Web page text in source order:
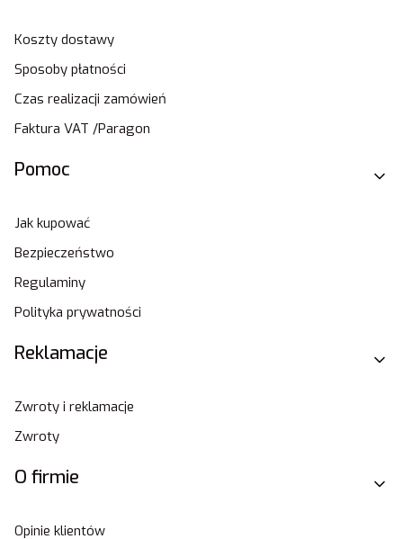
Koszty dostawy
Sposoby płatności
Czas realizacji zamówień
Faktura VAT /Paragon
Pomoc
Jak kupować
Bezpieczeństwo
Regulaminy
Polityka prywatności
Reklamacje
Zwroty i reklamacje
Zwroty
O firmie
Opinie klientów